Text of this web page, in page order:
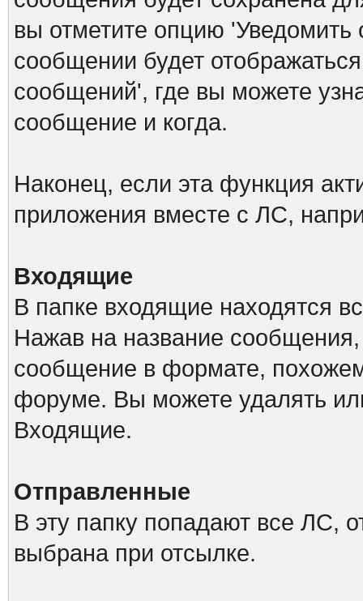
вы отметите опцию
сообщении будет
сообщений', где вы можете
сообщение и когда.
Наконец, если эта функция
приложения вместе с ЛС,
Входящие
В папке входящие находятся
Нажав на название
сообщение в формате,
форуме. Вы можете удалять
Входящие.
Отправленные
В эту папку попадают все ЛС,
выбрана при отсылке.